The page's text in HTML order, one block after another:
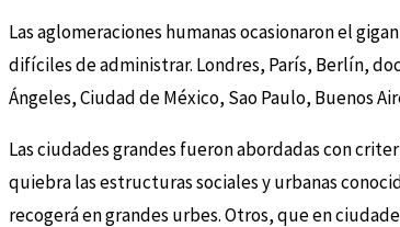
Las aglomeraciones humanas ocasionaron el
difíciles de administrar. Londres, París, Berlín,
Ángeles, Ciudad de México, Sao Paulo, Buenos
Las ciudades grandes fueron abordadas con
quiebra las estructuras sociales y urbanas
recogerá en grandes urbes. Otros, que en